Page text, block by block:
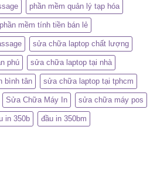
phần mềm quản lý tạp hóa
phần mềm tính tiền bán lẻ
sửa chữa laptop chất lượng
phú sửa chữa laptop tại nhà
bình tân sửa chữa laptop tại tphcm
Sửa Chữa Máy In sửa chữa máy pos
in 350b đầu in 350bm